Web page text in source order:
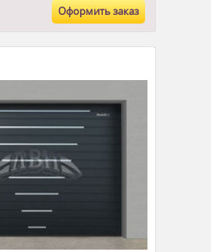
Оформить заказ